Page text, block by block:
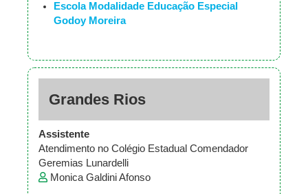
Escola Modalidade Educação Especial
Godoy Moreira
Grandes Rios
Assistente
Atendimento no Colégio Estadual Comendador
Geremias Lunardelli
Monica Galdini Afonso